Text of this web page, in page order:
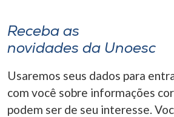
Selecione
o idioma
Receba as
novidades da Unoesc
Usaremos seus dados para
com você sobre informações
podem ser de seu interesse.